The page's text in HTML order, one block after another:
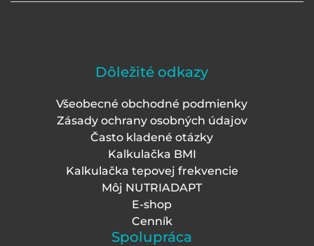
Dôležité odkazy
Všeobecné obchodné podmienky
Zásady ochrany osobných údajov
Často kladené otázky
Kalkulačka BMI
Kalkulačka tepovej frekvencie
Môj NUTRIADAPT
E-shop
Cenník
Spolupráca